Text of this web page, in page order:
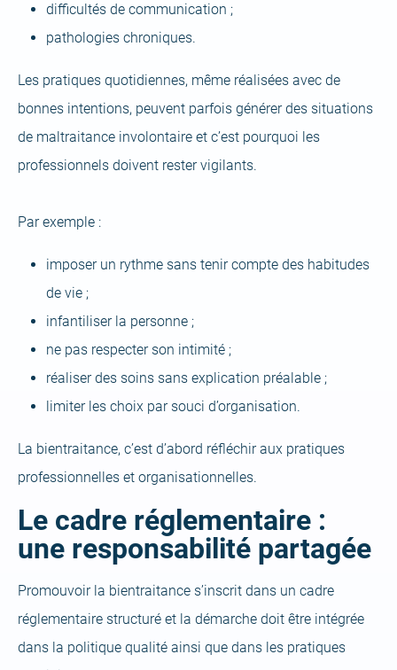
difficultés de communication ;
pathologies chroniques.
Les pratiques quotidiennes, même réalisées avec de
bonnes intentions, peuvent parfois générer des situations
de maltraitance involontaire et c’est pourquoi les
professionnels doivent rester vigilants.
Par exemple :
imposer un rythme sans tenir compte des habitudes
de vie ;
infantiliser la personne ;
ne pas respecter son intimité ;
réaliser des soins sans explication préalable ;
limiter les choix par souci d’organisation.
La bientraitance, c’est d’abord réfléchir aux pratiques
professionnelles et organisationnelles.
Le cadre réglementaire :
une responsabilité partagée
Promouvoir la bientraitance s’inscrit dans un cadre
réglementaire structuré et la démarche doit être intégrée
dans la politique qualité ainsi que dans les pratiques